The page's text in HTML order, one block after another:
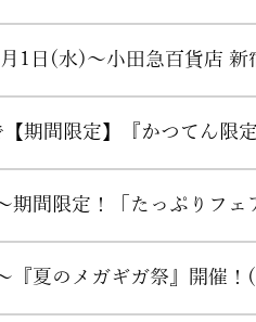
1日(水)～小田急百貨店 新
期間限定】『かつてん限
期間限定！「たっぷりフェ
『夏のメガギガ祭』開催